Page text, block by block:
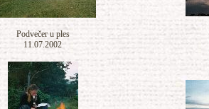
Podvečer u ples
11.07.2002